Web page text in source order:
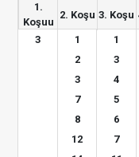
1.
Koşuu
2. Koşu 3. Koşu
3
1
2
3
7
8
12
1
3
4
5
6
7